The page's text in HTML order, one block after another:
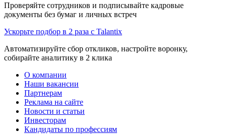
Проверяйте сотрудников и подписывайте кадровые
документы без бумаг и личных встреч
Ускорьте подбор в 2 раза с Talantix
Автоматизируйте сбор откликов, настройте воронку,
собирайте аналитику в 2 клика
О компании
Наши вакансии
Партнерам
Реклама на сайте
Новости и статьи
Инвесторам
Кандидаты по профессиям